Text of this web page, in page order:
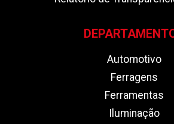
Automotivo
Ferragens
Ferramentas
Iluminação